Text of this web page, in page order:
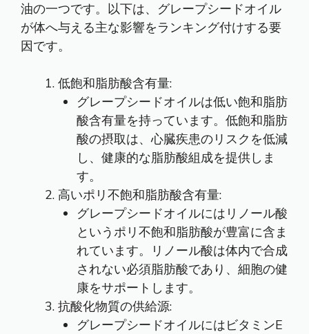
油の一つです。以下は、グレープシードオイル
が体へ与える主な影響をランキング付けする要
因です。
低飽和脂肪酸含有量:
グレープシードオイルは低い飽和脂肪
酸含有量を持っています。低飽和脂肪
酸の摂取は、心臓疾患のリスクを低減
し、健康的な脂肪酸組成を提供しま
す。
高いポリ不飽和脂肪酸含有量:
グレープシードオイルにはリノール酸
というポリ不飽和脂肪酸が豊富に含ま
れています。リノール酸は体内で合成
されない必須脂肪酸であり、細胞の健
康をサポートします。
抗酸化物質の供給源:
グレープシードオイルにはビタミンE